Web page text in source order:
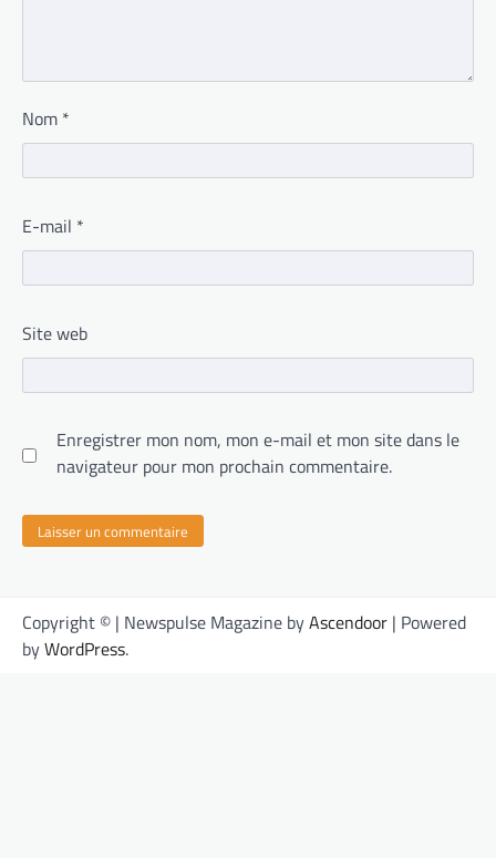
Nom *
E-mail *
Site web
Enregistrer mon nom, mon e-mail et mon site dans le
navigateur pour mon prochain commentaire.
Copyright © | Newspulse Magazine byAscendoor | Powered
byWordPress.